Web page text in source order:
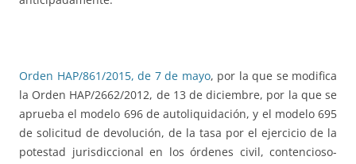
Orden HAP/861/2015, de 7 de mayo, por la que se modifica
la Orden HAP/2662/2012, de 13 de diciembre, por la que se
aprueba el modelo 696 de autoliquidación, y el modelo 695
de solicitud de devolución, de la tasa por el ejercicio de la
potestad jurisdiccional en los órdenes civil, contencioso-